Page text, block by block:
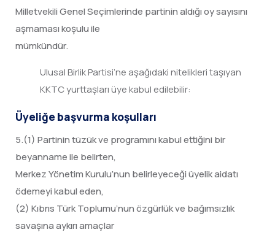
Milletvekili Genel Seçimlerinde partinin aldığı oy sayısını
aşmaması koşulu ile
mümkündür.
Ulusal Birlik Partisi’ne aşağıdaki nitelikleri taşıyan
KKTC yurttaşları üye kabul edilebilir:
Üyeliğe başvurma koşulları
5.(1) Partinin tüzük ve programını kabul ettiğini bir
beyanname ile belirten,
Merkez Yönetim Kurulu’nun belirleyeceği üyelik aidatı
ödemeyi kabul eden,
(2) Kıbrıs Türk Toplumu’nun özgürlük ve bağımsızlık
savaşına aykırı amaçlar